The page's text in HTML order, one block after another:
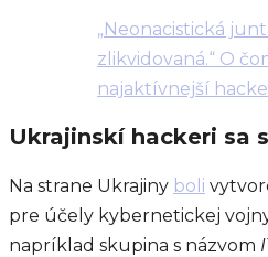
„Neonacistická
zlikvidovaná.“ O
najaktívnejší
Ukrajinskí hackeri sa
Na strane Ukrajiny boli
pre účely kybernetickej
napríklad skupina s názvom